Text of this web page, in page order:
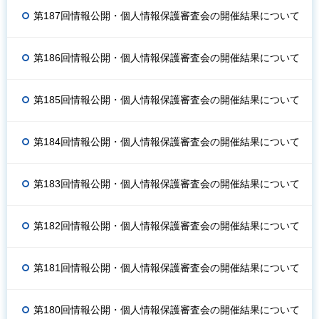
第187回情報公開・個人情報保護審査会の開催結果について
第186回情報公開・個人情報保護審査会の開催結果について
第185回情報公開・個人情報保護審査会の開催結果について
第184回情報公開・個人情報保護審査会の開催結果について
第183回情報公開・個人情報保護審査会の開催結果について
第182回情報公開・個人情報保護審査会の開催結果について
第181回情報公開・個人情報保護審査会の開催結果について
第180回情報公開・個人情報保護審査会の開催結果について